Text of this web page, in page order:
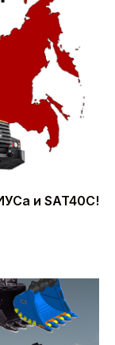
и SAT40C!